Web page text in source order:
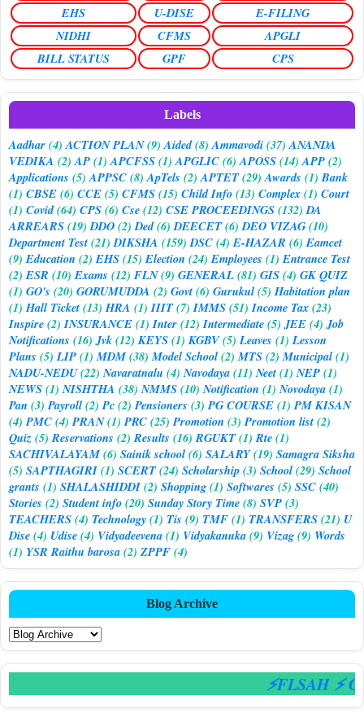
EHS
U-DISE
E-FILING
NIDHI
CFMS
APGLI
BILL STATUS
GPF CPS
Labels
Aadhar(4) ACTION PLAN(9) Aided(8) Ammavodi(37) ANANDA
VEDIKA (2) AP(1) APCFSS(1) APGLIC(6) APOSS(14) APP(2)
Applications (5) APPSC(8) ApTels (2) APTET(29) Awards (1) Bank
(1) CBSE(6) CCE(5) CFMS(15) Child Info(13) Complex(1) Court
(1) Covid(64) CPS(6) Cse(12) CSE PROCEEDINGS(132) DA
ARREARS(19) DDO(2) Ded(6) DEECET(6) DEO VIZAG(10)
Department Test(21) DIKSHA (159) DSC(4) E-HAZAR (6) Eamcet
(9) Education (2) EHS(15) Election (24) Employees (1) Entrance Test
(2) ESR (10) Exams (12) FLN(9) GENERAL(81) GIS(4) GK QUIZ
(1) GO's (20) GORUMUDDA (2) Govt(6) Gurukul(5) Habitation plan
(1) Hall Ticket(13) HRA (1) IIIT(7) IMMS(51) Income Tax(23)
Inspire(2) INSURANCE(1) Inter(12) Intermediate(5) JEE(4) Job
Notifications (16) Jvk(12) KEYS(1) KGBV(5) Leaves (1) Lesson
Plans (5) LIP(1) MDM(38) Model School(2) MTS(2) Municipal(1)
NADU-NEDU(22) Navaratnalu (4) Navodaya(11) Neet(1) NEP(1)
NEWS(1) NISHTHA (38) NMMS(10) Notification (1) Novodaya(1)
Pan (3) Payroll(2) Pc(2) Pensioners (3) PG COURSE(1) PM KISAN
(4) PMC(4) PRAN(1) PRC(25) Promotion (3) Promotion list(2)
Quiz(5) Reservations (2) Results (16) RGUKT(1) Rte(1)
SACHIVALAYAM(6) Sainik school(6) SALARY(19) Samagra Siksha
(5) SAPTHAGIRI(1) SCERT(24) Scholarship(3) School(29) School
grants (1) SHALASHIDDI(2) Shopping(1) Softwares (5) SSC(40)
Stories (2) Student info(20) Sunday Story Time(8) SVP(3)
TEACHERS(4) Technology(1) Tis (9) TMF(1) TRANSFERS(21) U
Dise(4) Udise(4) Vidyadeevena(1) Vidyakanuka(9) Vizag(9) Words
(1) YSR Raithu barosa(2) ZPPF(4)
Blog Archive
⚡FLSAH ⚡